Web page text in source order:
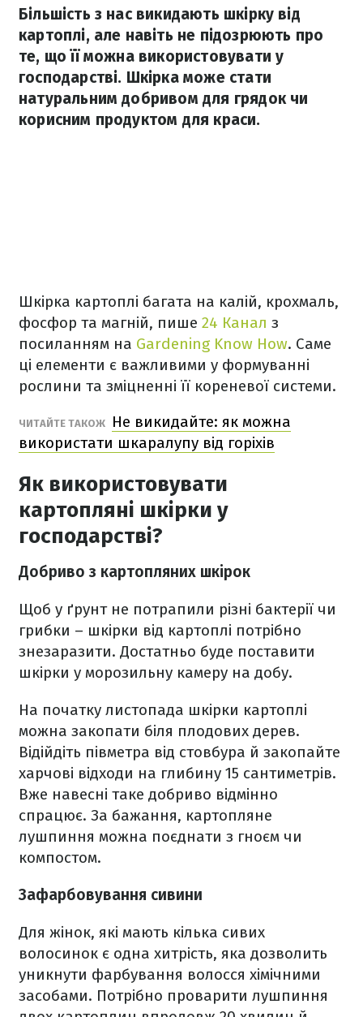
Більшість з нас викидають шкірку від
картоплі, але навіть не підозрюють про
те, що її можна використовувати у
господарстві. Шкірка може стати
натуральним добривом для грядок чи
корисним продуктом для краси.
Шкірка картоплі багата на калій, крохмаль,
фосфор та магній, пише 24 Канал з
посиланням на Gardening Know How. Саме
ці елементи є важливими у формуванні
рослини та зміцненні її кореневої системи.
ЧИТАЙТЕ ТАКОЖ
Не викидайте: як можна
використати шкаралупу від горіхів
Як використовувати
картопляні шкірки у
господарстві?
Добриво з картопляних шкірок
Щоб у ґрунт не потрапили різні бактерії чи
грибки – шкірки від картоплі потрібно
знезаразити. Достатньо буде поставити
шкірки у морозильну камеру на добу.
На початку листопада шкірки картоплі
можна закопати біля плодових дерев.
Відійдіть півметра від стовбура й закопайте
харчові відходи на глибину 15 сантиметрів.
Вже навесні таке добриво відмінно
спрацює. За бажання, картопляне
лушпиння можна поєднати з гноєм чи
компостом.
Зафарбовування сивини
Для жінок, які мають кілька сивих
волосинок є одна хитрість, яка дозволить
уникнути фарбування волосся хімічними
засобами. Потрібно проварити лушпиння